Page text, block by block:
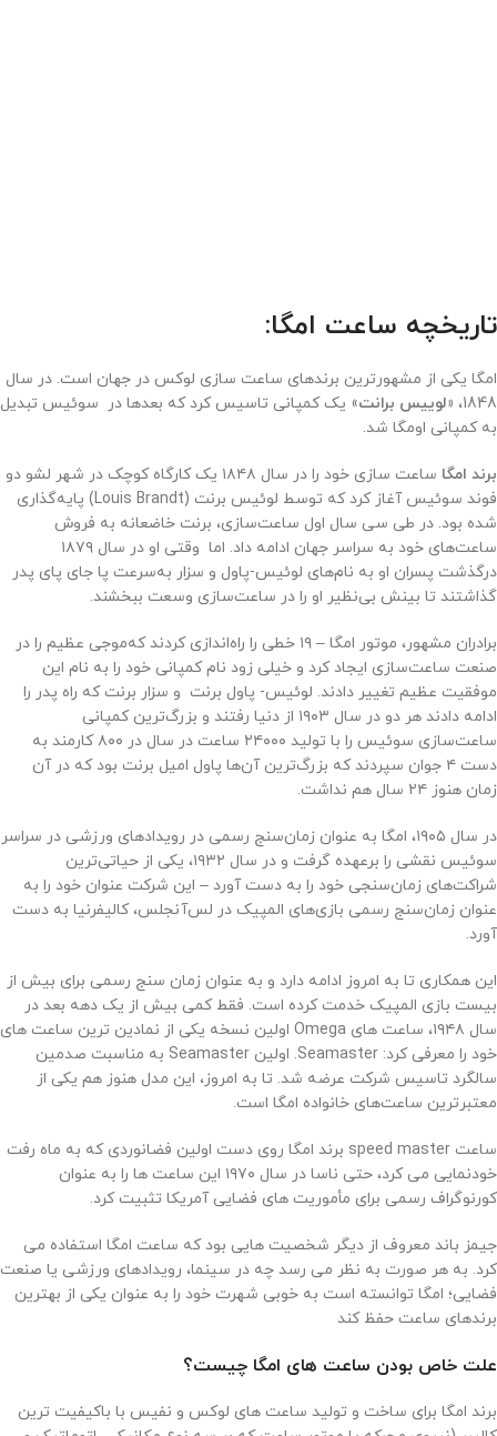
تاریخچه ساعت امگا:
امگا یکی از مشهورترین برندهای ساعت سازی لوکس در جهان است. در سال
1848، «لوییس برانت» یک کمپانی تاسیس کرد که بعدها در سوئیس تبدیل
به کمپانی اومگا شد.
برند امگا
ساعت‌ سازی خود را در سال ۱۸۴۸ یک کارگاه کوچک در شهر لشو دو
فوند سوئیس آغاز کرد که توسط لوئیس برنت (Louis Brandt) پایه‌گذاری
شده بود. در طی سی سال اول ساعت‌سازی، برنت خاضعانه به فروش
ساعت‌های خود به سراسر جهان ادامه داد. اما وقتی او در سال ۱۸۷۹
درگذشت پسران او به نام‌های لوئیس-پاول و سزار به‌سرعت پا جای پای پدر
گذاشتند تا بینش بی‌نظیر او را در ساعت‌سازی وسعت ببخشند.
برادران مشهور، موتور امگا – ۱۹ خطی را راه‌اندازی کردند که‌موجی عظیم را در
صنعت ساعت‌سازی ایجاد کرد و خیلی زود نام کمپانی خود را به نام این
موفقیت عظیم تغییر دادند. لوئیس- پاول برنت و سزار برنت که راه پدر را
ادامه دادند هر دو در سال ۱۹۰۳ از دنیا رفتند و بزرگ‌ترین کمپانی
ساعت‌سازی سوئیس را با تولید ۲۴۰۰۰ ساعت در سال در ۸۰۰ کارمند به
دست ۴ جوان سپردند که بزرگ‌ترین آن‌ها پاول امیل برنت بود که در آن
زمان هنوز ۲۴ سال هم نداشت.
در سال ۱۹۰۵، امگا به عنوان زمان‌سنج رسمی در رویدادهای ورزشی در سراسر
سوئیس نقشی را برعهده گرفت و در سال ۱۹۳۲، یکی از حیاتی‌ترین
شراکت‌های زمان‌سنجی خود را به دست آورد – این شرکت عنوان خود را به
عنوان زمان‌سنج رسمی بازی‌های المپیک در لس‌آنجلس، کالیفرنیا به دست
آورد.
این همکاری تا به امروز ادامه دارد و به عنوان زمان سنج رسمی برای بیش از
بیست بازی المپیک خدمت کرده است. فقط کمی بیش از یک دهه بعد در
سال ۱۹۴۸، ساعت های Omega اولین نسخه یکی از نمادین ترین ساعت های
خود را معرفی کرد: Seamaster. اولین Seamaster به مناسبت صدمین
سالگرد تاسیس شرکت عرضه شد. تا به امروز، این مدل هنوز هم یکی از
معتبرترین ساعت‌های خانواده امگا است.
ساعت speed master برند امگا روی دست اولین فضانوردی که به ماه رفت
خودنمایی می کرد، حتی ناسا در سال ۱۹۷۰ این ساعت ها را به عنوان
کورنوگراف رسمی برای مأموریت های فضایی آمریکا تثبیت کرد.
جیمز باند معروف از دیگر شخصیت هایی بود که ساعت امگا استفاده می
کرد. به هر صورت به نظر می رسد چه در سینما، رویدادهای ورزشی یا صنعت
فضایی؛ امگا توانسته است به خوبی شهرت خود را به عنوان یکی از بهترین
برندهای ساعت حفظ کند
علت خاص بودن ساعت ‌های امگا چیست؟
برند امگا برای ساخت و تولید ساعت‌ های لوکس و نفیس با باکیفیت‌ ترین